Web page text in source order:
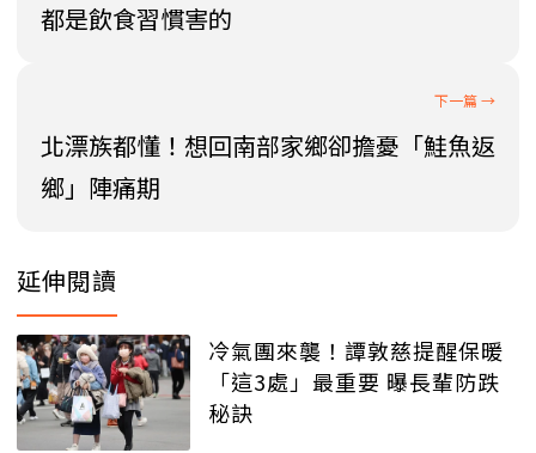
都是飲食習慣害的
北漂族都懂！想回南部家鄉卻擔憂「鮭魚返
鄉」陣痛期
延伸閱讀
冷氣團來襲！譚敦慈提醒保暖
「這3處」最重要 曝長輩防跌
秘訣